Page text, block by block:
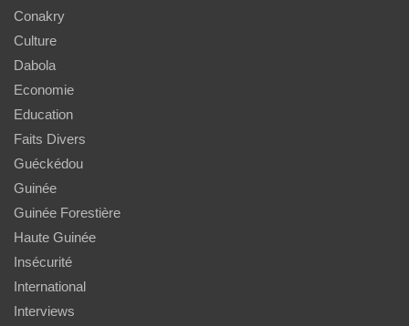
Conakry
Culture
Dabola
Economie
Education
Faits Divers
Guéckédou
Guinée
Guinée Forestière
Haute Guinée
Insécurité
International
Interviews